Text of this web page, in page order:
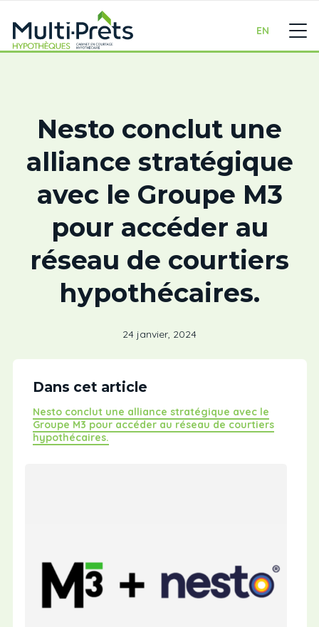
EN
Nesto conclut une
alliance stratégique
avec le Groupe M3
pour accéder au
réseau de courtiers
hypothécaires.
24 janvier, 2024
Dans cet article
Nesto conclut une alliance stratégique avec le
Groupe M3 pour accéder au réseau de courtiers
hypothécaires.